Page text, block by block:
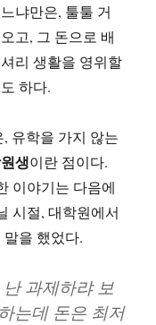
냐만은, 툴툴 거
고, 그 돈으로 배
리 생활을 영위할
하다.
유학을 가지 않는
생이란 점이다.
이야기는 다음에
시절, 대학원에서
을 했었다.
과제하랴 보
는데 돈은 최저